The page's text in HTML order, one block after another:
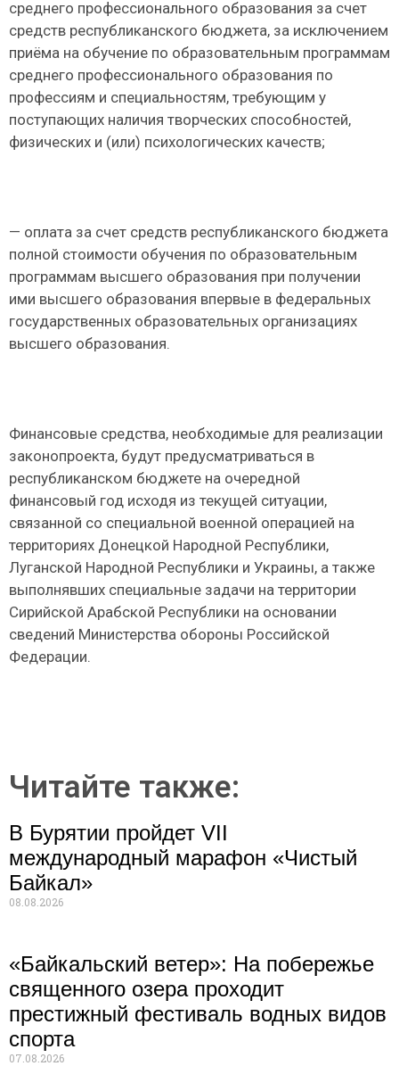
среднего профессионального образования за счет
средств республиканского бюджета, за исключением
приёма на обучение по образовательным программам
среднего профессионального образования по
профессиям и специальностям, требующим у
поступающих наличия творческих способностей,
физических и (или) психологических качеств;
— оплата за счет средств республиканского бюджета
полной стоимости обучения по образовательным
программам высшего образования при получении
ими высшего образования впервые в федеральных
государственных образовательных организациях
высшего образования.
Финансовые средства, необходимые для реализации
законопроекта, будут предусматриваться в
республиканском бюджете на очередной
финансовый год исходя из текущей ситуации,
связанной со специальной военной операцией на
территориях Донецкой Народной Республики,
Луганской Народной Республики и Украины, а также
выполнявших специальные задачи на территории
Сирийской Арабской Республики на основании
сведений Министерства обороны Российской
Федерации.
Читайте также:
В Бурятии пройдет VII
международный марафон «Чистый
Байкал»
08.08.2026
«Байкальский ветер»: На побережье
священного озера проходит
престижный фестиваль водных видов
спорта
07.08.2026